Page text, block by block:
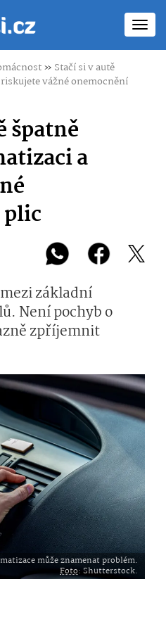
» Stačí si v autě
vážné onemocnění
špatně
a
základní
Není pochyb o
zpříjemnit
může znamenat problém.
Foto: Shutterstock.